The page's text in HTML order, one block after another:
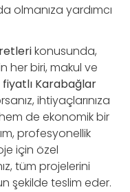
olmanıza yardımcı
konusunda,
her biri, makul ve
fiyatlı Karabağlar
ihtiyaçlarınıza
de ekonomik bir
profesyonellik
için özel
tüm projelerini
şekilde teslim eder.